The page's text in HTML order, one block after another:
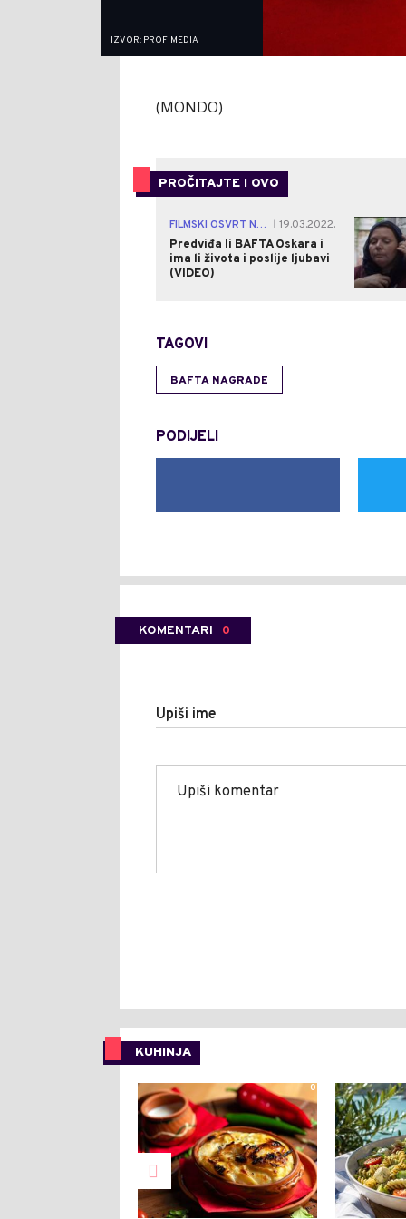
IZVOR: PROFIMEDIA
(MONDO)
PROČITAJTE I OVO
FILMSKI OSVRT NEBOJŠE RISTIĆA
19.03.2022.
Predviđa li BAFTA Oskara i
ima li života i poslije ljubavi
(VIDEO)
TAGOVI
BAFTA NAGRADE
PODIJELI
KOMENTARI 0
Upiši ime
KUHINJA
0